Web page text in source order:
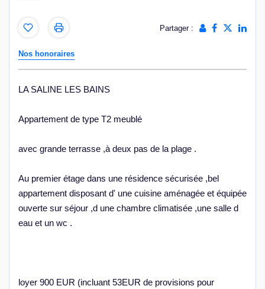
Partager :
Nos honoraires
LA SALINE LES BAINS
Appartement de type T2 meublé
avec grande terrasse ,à deux pas de la plage .
Au premier étage dans une résidence sécurisée ,bel
appartement disposant d' une cuisine aménagée et équipée
ouverte sur séjour ,d une chambre climatisée ,une salle d
eau et un wc .
loyer 900 EUR (incluant 53EUR de provisions pour